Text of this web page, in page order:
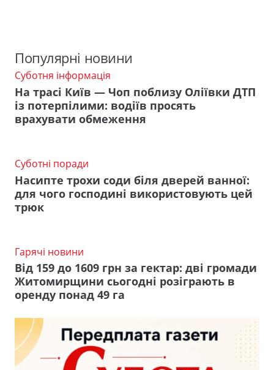
Популярні новини
Суботня інформація
На трасі Київ — Чоп поблизу Оліївки ДТП
із потерпілими: водіїв просять
врахувати обмеження
Суботні поради
Насипте трохи соди біля дверей ванної:
для чого господині використовують цей
трюк
Гарячі новини
Від 159 до 1609 грн за гектар: дві громади
Житомирщини сьогодні розіграють в
оренду понад 49 га